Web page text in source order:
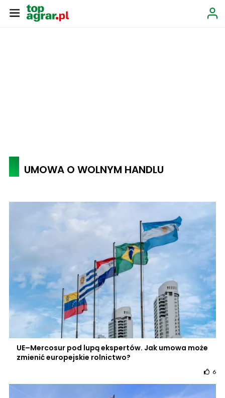
UMOWA O WOLNYM HANDLU
UE–Mercosur pod lupą ekspertów. Jak umowa może
zmienić europejskie rolnictwo?
6